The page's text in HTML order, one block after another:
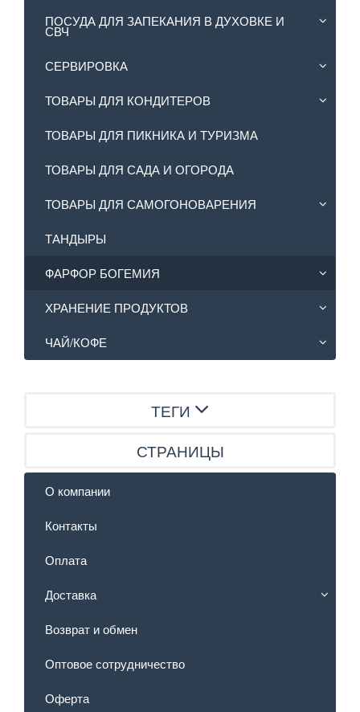
ПОСУДА ДЛЯ ЗАПЕКАНИЯ В ДУХОВКЕ И
СВЧ
СЕРВИРОВКА
ТОВАРЫ ДЛЯ КОНДИТЕРОВ
ТОВАРЫ ДЛЯ ПИКНИКА И ТУРИЗМА
ТОВАРЫ ДЛЯ САДА И ОГОРОДА
ТОВАРЫ ДЛЯ САМОГОНОВАРЕНИЯ
ТАНДЫРЫ
ФАРФОР БОГЕМИЯ
ХРАНЕНИЕ ПРОДУКТОВ
ЧАЙ/КОФЕ
ТЕГИ
СТРАНИЦЫ
О компании
Контакты
Оплата
Доставка
Возврат и обмен
Оптовое сотрудничество
Оферта